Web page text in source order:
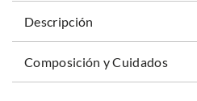
Descripción
Composición y Cuidados